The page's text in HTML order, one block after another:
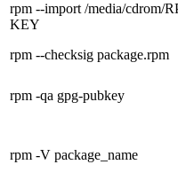
rpm --import /media/cdrom/
KEY
rpm --checksig package.rpm
rpm -qa gpg-pubkey
rpm -V package_name